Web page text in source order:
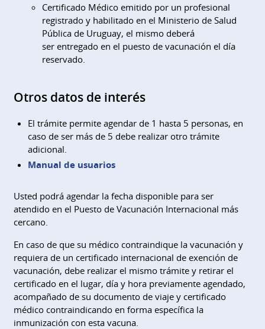
Certificado Médico emitido por un profesional
registrado y habilitado en el Ministerio de Salud
Pública de Uruguay, el mismo deberá
ser entregado en el puesto de vacunación el día
reservado.
Otros datos de interés
El trámite permite agendar de 1 hasta 5 personas, en
caso de ser más de 5 debe realizar otro trámite
adicional.
Manual de usuarios
Usted podrá agendar la fecha disponible para ser
atendido en el Puesto de Vacunación Internacional más
cercano.
En caso de que su médico contraindique la vacunación y
requiera de un certificado internacional de exención de
vacunación, debe realizar el mismo trámite y retirar el
certificado en el lugar, día y hora previamente agendado,
acompañado de su documento de viaje y certificado
médico contraindicando en forma específica la
inmunización con esta vacuna.